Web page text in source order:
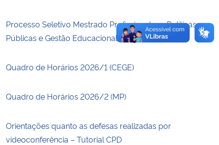
Banco Central do Brasil
Processo Seletivo Mestrado Profissional em Políticas
Públicas e Gestão Educacional – Ingresso 2026
Quadro de Horários 2026/1 (CEGE)
Quadro de Horários 2026/2 (MP)
Orientações quanto as defesas realizadas por
videoconferência – Tutorial CPD